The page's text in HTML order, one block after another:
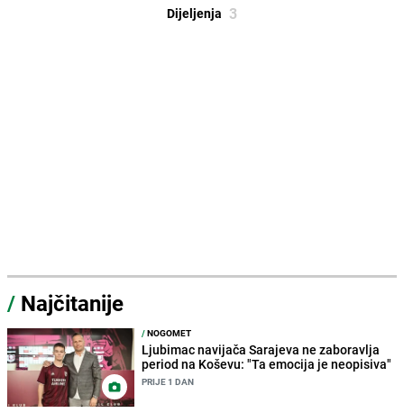
Dijeljenja 3
/ Najčitanije
/NOGOMET
Ljubimac navijača Sarajeva ne zaboravlja
period na Koševu: "Ta emocija je neopisiva"
PRIJE 1 DAN